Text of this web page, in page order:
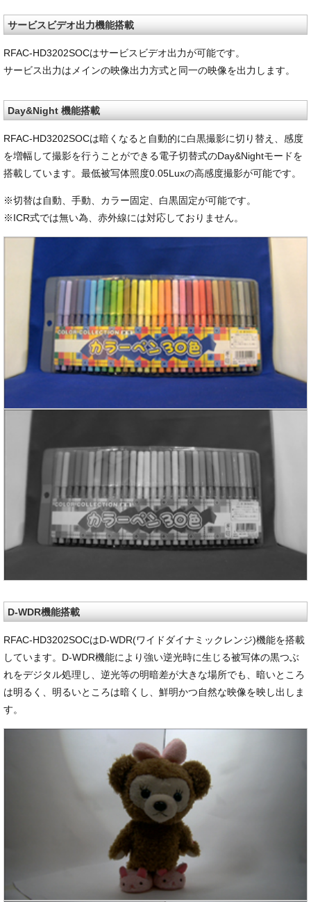
サービスビデオ出力機能搭載
RFAC-HD3202SOCはサービスビデオ出力が可能です。
サービス出力はメインの映像出力方式と同一の映像を出力します。
Day&Night 機能搭載
RFAC-HD3202SOCは暗くなると自動的に白黒撮影に切り替え、感度
を増幅して撮影を行うことができる電子切替式のDay&Nightモードを
搭載しています。最低被写体照度0.05Luxの高感度撮影が可能です。
※切替は自動、手動、カラー固定、白黒固定が可能です。
※ICR式では無い為、赤外線には対応しておりません。
D-WDR機能搭載
RFAC-HD3202SOCはD-WDR(ワイドダイナミックレンジ)機能を搭載
しています。D-WDR機能により強い逆光時に生じる被写体の黒つぶ
れをデジタル処理し、逆光等の明暗差が大きな場所でも、暗いところ
は明るく、明るいところは暗くし、鮮明かつ自然な映像を映し出しま
す。